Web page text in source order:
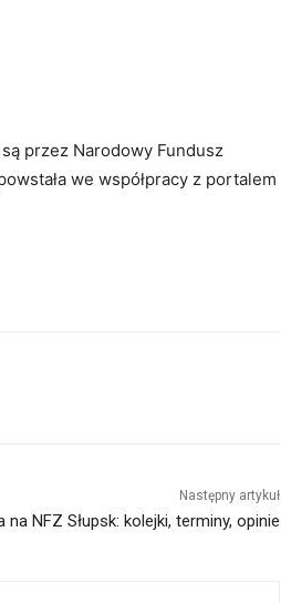
przez Narodowy Fundusz
we współpracy z portalem
Następny artykuł
na NFZ Słupsk: kolejki, terminy, opinie